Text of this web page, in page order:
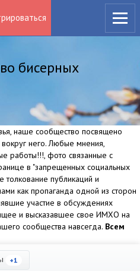
бисерных
наше сообщество посвящено
него. Любые мнения,
работы!!!, фото связанные с
в "запрещенных социальных
толкование публикаций и
как пропаганда одной из сторон
участие в обсуждениях
и высказавшее свое ИМХО на
сообщества навсегда. Всем
+1